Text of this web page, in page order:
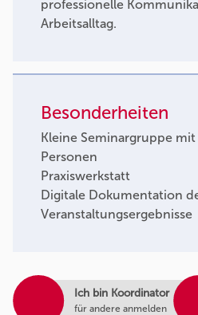
Ich bin Koordinator
für andere anmelden
professionelle
Arbeitsalltag.
Besonderheiten
Kleine Seminargruppe mit
Personen
Praxiswerkstatt
Digitale Dokumentation
Veranstaltungsergebnisse